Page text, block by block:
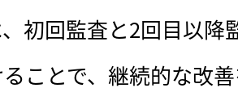
初回監査と2回目以降
ことで、継続的な改